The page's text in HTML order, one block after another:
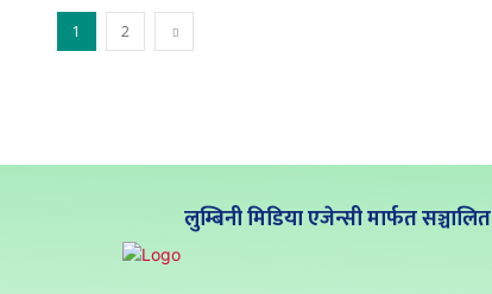
1 2
लुम्बिनी मिडिया एजेन्सी मार्फत सञ्चालित